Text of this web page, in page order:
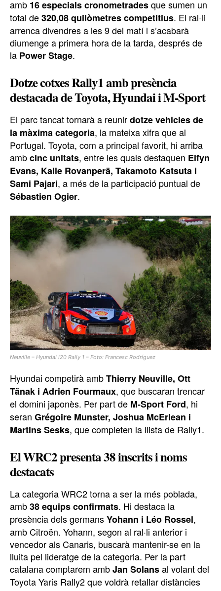
amb 16 especials cronometradesque sumen un
total de320,08 quilòmetres competitius. El ral·li
arrenca divendres a les 9 del matí i s’acabarà
diumenge a primera hora de la tarda, després de
la Power Stage.
Dotze cotxes Rally1 amb presència
destacada de Toyota, Hyundai i M-Sport
El parc tancat tornarà a reunirdotze vehicles de
la màxima categoria, la mateixa xifra que al
Portugal. Toyota, com a principal favorit, hi arriba
ambcinc unitats, entre les quals destaquen Elfyn
Evans, Kalle Rovanperä, Takamoto Katsuta i
Sami Pajari, a més de la participació puntual de
Sébastien Ogier.
Neuville – Hyundai i20 Rally 1 – Foto: Francesc Rodríguez
Hyundai competirà ambThierry Neuville, Ott
Tänak i Adrien Fourmaux, que buscaran trencar
el domini japonès. Per part de M-Sport Ford, hi
seran Grégoire Munster, Joshua McErlean i
Martins Sesks, que completen la llista de Rally1.
El WRC2 presenta 38 inscrits i noms
destacats
La categoria WRC2 torna a ser la més poblada,
amb38 equips confirmats. Hi destaca la
presència dels germansYohann i Léo Rossel,
amb Citroën. Yohann, segon al ral·li anterior i
vencedor als Canaris, buscarà mantenir-se en la
lluita pel lideratge de la categoria. Per la part
catalana comptarem ambJan Solansal volant del
Toyota Yaris Rally2 que voldrà retallar distàncies